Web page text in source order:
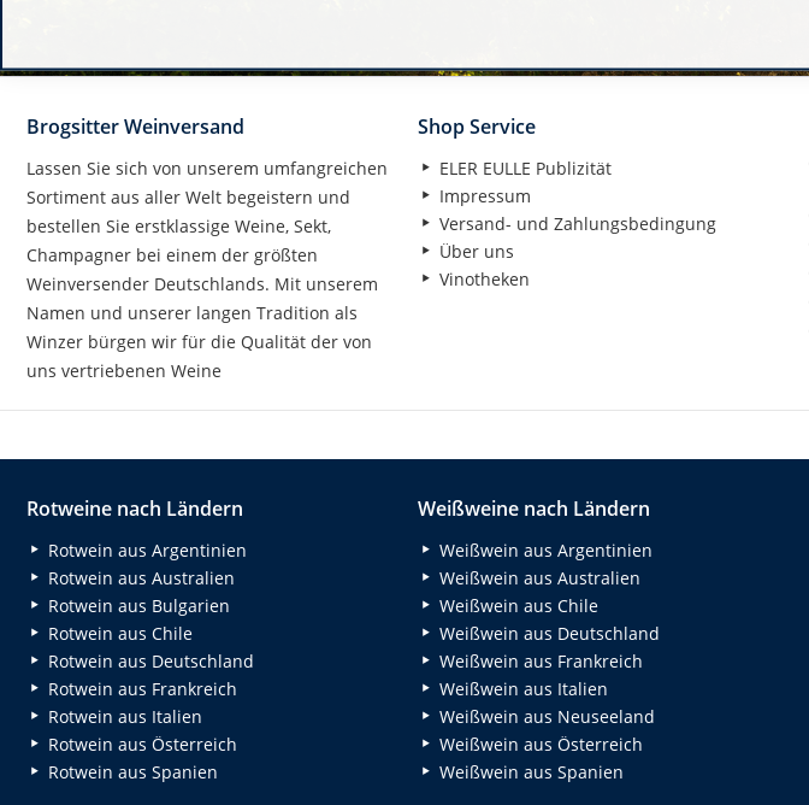
Brogsitter Weinversand
Lassen Sie sich von unserem umfangreichen
Sortiment aus aller Welt begeistern und
bestellen Sie erstklassige Weine, Sekt,
Champagner bei einem der größten
Weinversender Deutschlands. Mit unserem
Namen und unserer langen Tradition als
Winzer bürgen wir für die Qualität der von
uns vertriebenen Weine
Shop Service
ELER EULLE Publizität
Impressum
Versand- und Zahlungsbedingung
Über uns
Vinotheken
Rotweine nach Ländern
Rotwein aus Argentinien
Rotwein aus Australien
Rotwein aus Bulgarien
Rotwein aus Chile
Rotwein aus Deutschland
Rotwein aus Frankreich
Rotwein aus Italien
Rotwein aus Österreich
Rotwein aus Spanien
Weißweine nach Ländern
Weißwein aus Argentinien
Weißwein aus Australien
Weißwein aus Chile
Weißwein aus Deutschland
Weißwein aus Frankreich
Weißwein aus Italien
Weißwein aus Neuseeland
Weißwein aus Österreich
Weißwein aus Spanien